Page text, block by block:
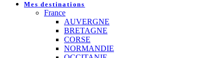
Mes destinations
France
AUVERGNE
BRETAGNE
CORSE
NORMANDIE